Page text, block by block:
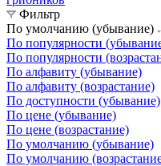
Фильтр
По умолчанию (убывание)
По популярности
По популярности
По алфавиту (убывание)
По алфавиту (возрастание)
По доступности (убывание)
По цене (убывание)
По цене (возрастание)
По умолчанию (убывание)
По умолчанию